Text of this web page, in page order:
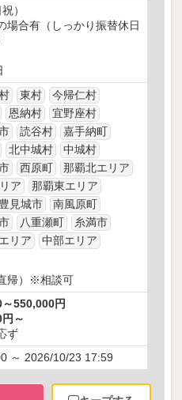
）
場合有（しっかり振替休日
東村
今帰仁村
恩納村
宜野座村
読谷村
嘉手納町
北中城村
中城村
西原町
那覇北エリア
ア
那覇東エリア
豊見城市
南風原町
八重瀬町
糸満市
リア
中部エリア
帰）※相談可
550,000円
～
ず
～ 2026/10/23 17:59